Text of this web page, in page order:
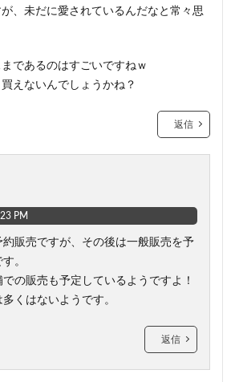
、未だに愛されているんだなと常々思
であるのはすごいですねｗ
えないんでしょうかね？
返信
PM
販売ですが、その後は一般販売を予
。
の販売も予定しているようですよ！
くはないようです。
返信